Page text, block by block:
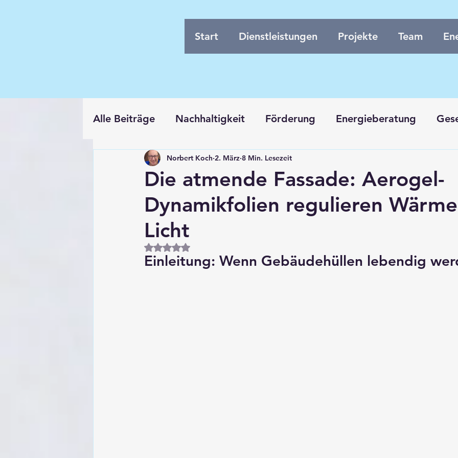
Start Dienstleistungen Projekte Team
Alle Beiträge Nachhaltigkeit Förderung Energieberatung
Allgemeine Informationen Neubau
Die atmende Fassade: Aerogel-
Dynamikfolien regulieren
Licht
Norbert Koch 2. März 8 Min. Lesezeit
Mit NaN von 5 Sternen bewertet.
Einleitung: Wenn Gebäudehüllen lebendig